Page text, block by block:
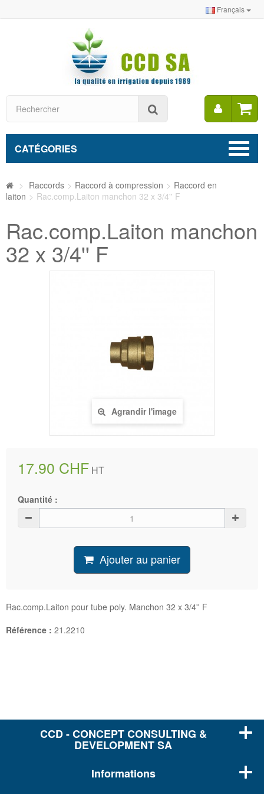
Français
Mon
CATÉGORIES
> Raccords > Raccord à compression > Raccord en
laiton > Rac.comp.Laiton manchon 32 x 3/4'' F
Rac.comp.Laiton manchon
32 x 3/4'' F
Agrandir l'image
17.90 CHF HT
Quantité :
Ajouter au panier
Rac.comp.Laiton pour tube poly. Manchon 32 x 3/4'' F
Référence : 21.2210
CCD - CONCEPT CONSULTING &
DEVELOPMENT SA
Informations